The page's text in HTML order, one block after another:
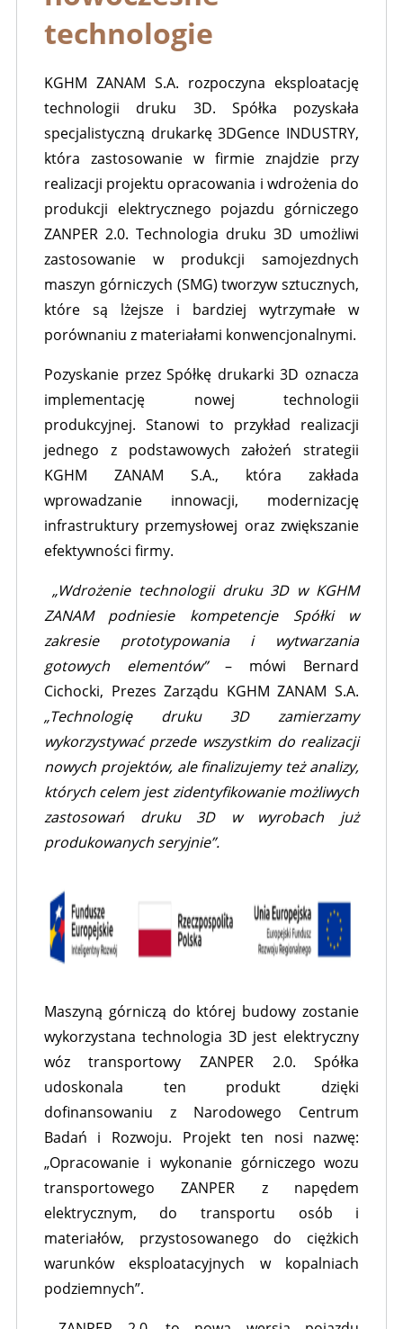
technologie
KGHM ZANAM S.A. rozpoczyna eksploatację
technologii druku 3D. Spółka pozyskała
specjalistyczną drukarkę 3DGence INDUSTRY,
która zastosowanie w firmie znajdzie przy
realizacji projektu opracowania i wdrożenia do
produkcji elektrycznego pojazdu górniczego
ZANPER 2.0. Technologia druku 3D umożliwi
zastosowanie w produkcji samojezdnych
maszyn górniczych (SMG) tworzyw sztucznych,
które są lżejsze i bardziej wytrzymałe w
porównaniu z materiałami konwencjonalnymi.
Pozyskanie przez Spółkę drukarki 3D oznacza
implementację nowej technologii
produkcyjnej. Stanowi to przykład realizacji
jednego z podstawowych założeń strategii
KGHM ZANAM S.A., która zakłada
wprowadzanie innowacji, modernizację
infrastruktury przemysłowej oraz zwiększanie
efektywności firmy.
„Wdrożenie technologii druku 3D w KGHM
ZANAM podniesie kompetencje Spółki w
zakresie prototypowania i wytwarzania
gotowych elementów”– mówi Bernard
Cichocki, Prezes Zarządu KGHM ZANAM S.A.
„Technologię druku 3D zamierzamy
wykorzystywać przede wszystkim do realizacji
nowych projektów, ale finalizujemy też analizy,
których celem jest zidentyfikowanie możliwych
zastosowań druku 3D w wyrobach już
produkowanych seryjnie”.
Maszyną górniczą do której budowy zostanie
wykorzystana technologia 3D jest elektryczny
wóz transportowy ZANPER 2.0. Spółka
udoskonala ten produkt dzięki
dofinansowaniu z Narodowego Centrum
Badań i Rozwoju. Projekt ten nosi nazwę:
„Opracowanie i wykonanie górniczego wozu
transportowego ZANPER z napędem
elektrycznym, do transportu osób i
materiałów, przystosowanego do ciężkich
warunków eksploatacyjnych w kopalniach
podziemnych”.